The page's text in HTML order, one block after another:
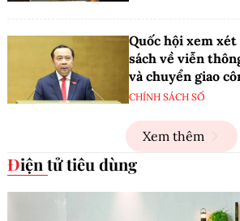
Quốc hội xem
sách về viễn
và chuyển giao
CHÍNH SÁCH SỐ
Xem thêm
Điện tử tiêu dùng